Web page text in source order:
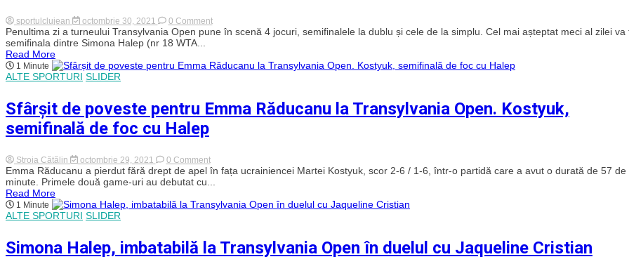
sportulclujean octombrie 30, 2021 0 Commenton
Programul
octombrie
Simona
Halep
Marta
Kostyuk
Penultima zi a turneului Transylvania Open pune în scenă 4 jocuri, semifinalele la dublu și cele de la simplu. Cel mai așteptat meci al zilei va
semifinala dintre Simona Halep (nr 18 WTA...
Read More
1 Minute
ALTE SPORTURI SLIDER
Sfârșit de poveste pentru Emma Răducanu la Transylvania Open. Kostyuk,
semifinală de foc cu Halep
Stroia Cătălin octombrie 29, 2021 0 Commenton
Sfârșit
poveste
Emma
Open.
Kostyuk,
Emma Răducanu a pierdut fără drept de apel în fața ucrainiencei Martei Kostyuk, scor 2-6 / 1-6, într-o partidă care a avut o durată de 57 de
minute. Primele două game-uri au debutat cu...
Read More
1 Minute
ALTE SPORTURI SLIDER
Simona Halep, imbatabilă la Transylvania Open în duelul cu Jaqueline Cristian